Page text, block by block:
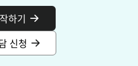
하기
신청